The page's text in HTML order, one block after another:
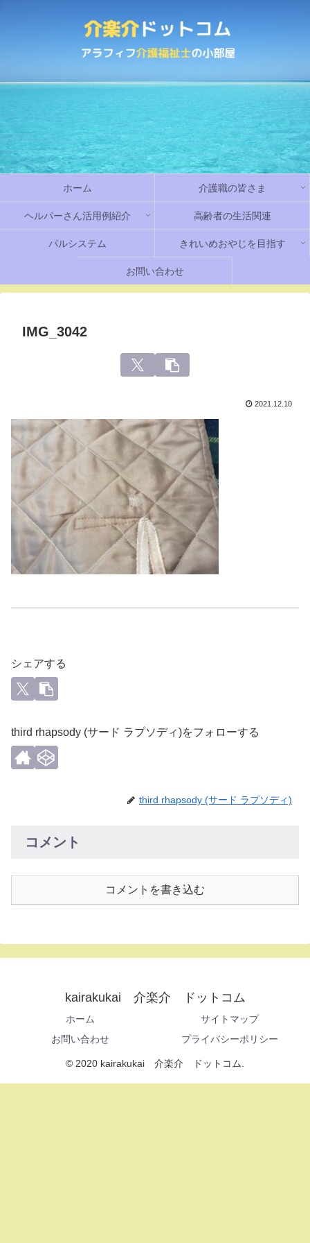
ホーム 介護職の皆さま
ヘルパーさん活用例紹介 高齢者の生活関連
パルシステム きれいめおやじを目指す
お問い合わせ
IMG_3042
2021.12.10
シェアする
third rhapsody (サード ラプソディ)をフォローする
third rhapsody (サード ラプソディ)
コメント
コメントを書き込む
kairakukai 介楽介 ドットコム
ホーム
サイトマップ
お問い合わせ
プライバシーポリシー
© 2020 kairakukai 介楽介 ドットコム.